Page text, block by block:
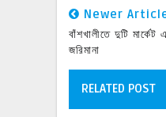
Newer
বাঁশখালীতে দুটি
জরিমানা
RELATED POST